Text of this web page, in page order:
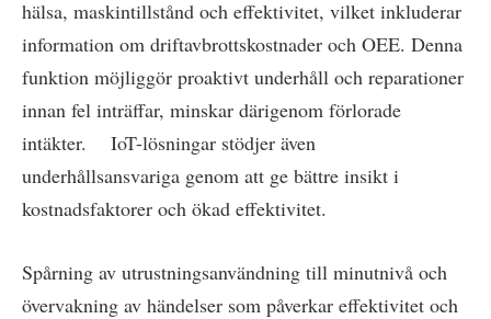
hälsa, maskintillstånd och effektivitet, vilket inkluderar
information om driftavbrottskostnader och OEE. Denna
funktion möjliggör proaktivt underhåll och reparationer
innan fel inträffar, minskar därigenom förlorade
intäkter. IoT-lösningar stödjer även
underhållsansvariga genom att ge bättre insikt i
kostnadsfaktorer och ökad effektivitet.
Spårning av utrustningsanvändning till minutnivå och
övervakning av händelser som påverkar effektivitet och